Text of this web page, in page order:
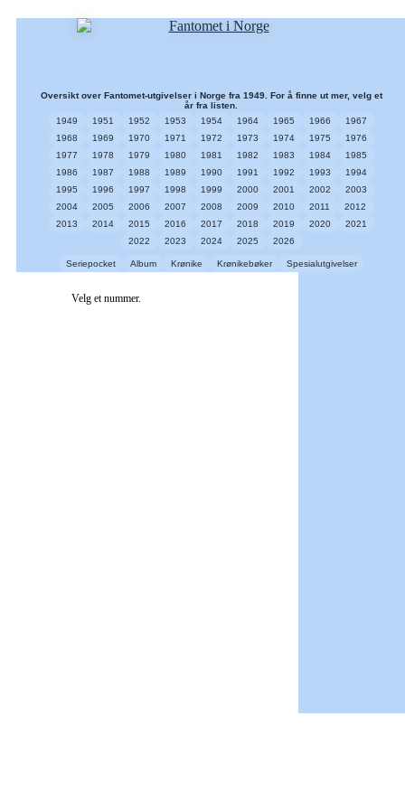
Oversikt over Fantomet-utgivelser i Norge fra 1949. For å finne ut mer, velg et
år fra listen.
1949
1951 1952 1953 1954 1964 1965 1966
1967
1968
1969 1970 1971 1972 1973 1974 1975
1976
1977
1978 1979 1980 1981 1982 1983 1984
1985
1986
1987 1988 1989 1990 1991 1992 1993
1994
1995
1996 1997 1998 1999 2000 2001 2002
2003
2004
2005 2006 2007 2008 2009 2010 2011
2012
2013
2014 2015 2016 2017 2018 2019 2020
2021
2022
2023 2024 2025 2026
Seriepocket Album Krønike Krønikebøker Spesialutgivelser
Velg et nummer.